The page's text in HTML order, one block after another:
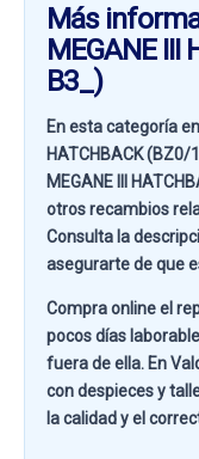
Más
MEGANE III
B3_)
En esta categoría
HATCHBACK
MEGANE III
otros recambios
Consulta la
asegurarte de que
Compra online el
pocos días
fuera de ella. En
con despieces y
la calidad y el